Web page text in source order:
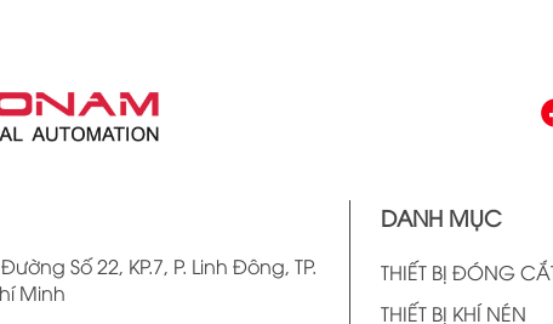
nghệ hiện đại, rơ le điện
Số 22, KP.7, P. Linh Đông, TP.
Minh
DANH MỤC
THIẾT BỊ ĐÓNG
THIẾT BỊ KHÍ NÉN